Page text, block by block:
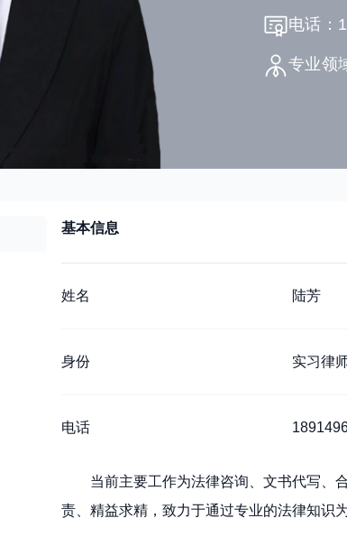
电话：
专业领
基本信息
姓名 陆芳
身份 实习律
电话
当前主要工作为法律咨询、文书代写、
责、精益求精，致力于通过专业的法律知识